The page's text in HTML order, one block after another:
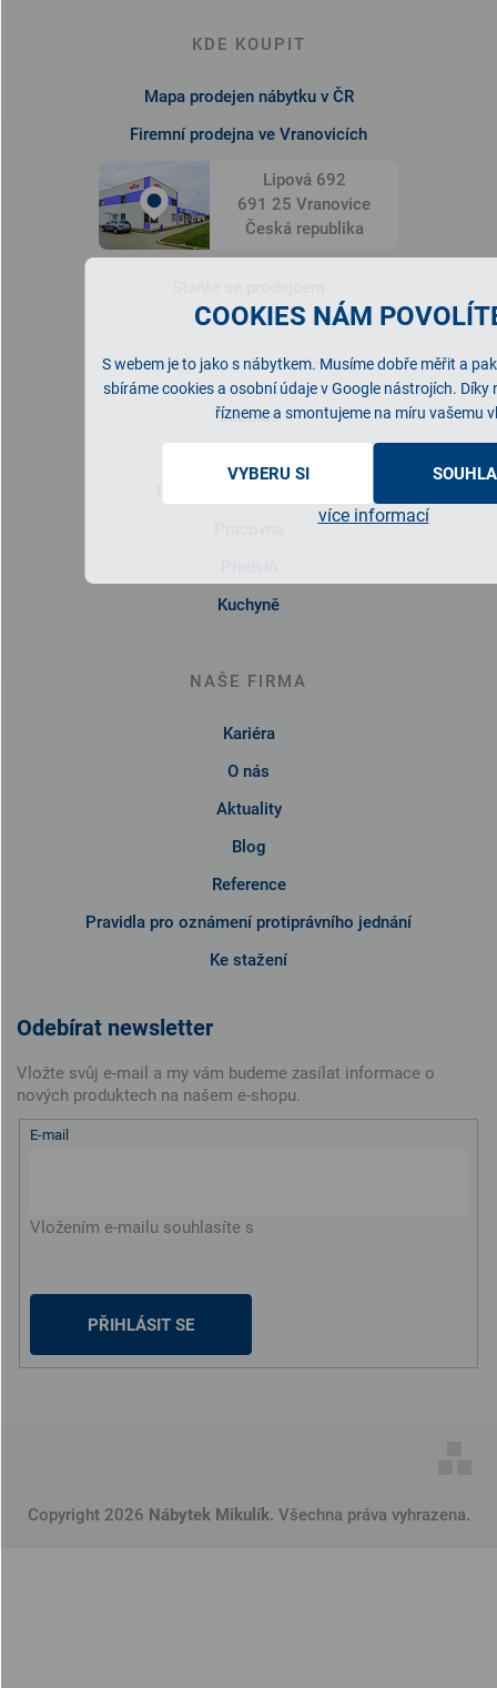
COOKIES NÁM
S webem je to jako s nábytkem. Musíme dobře měřit a
sbíráme cookies a osobní údaje v Google nástrojích. Díky
řízneme a smontujeme na míru vašemu
VYBERU SI
více informací
KDE KOUPIT
Mapa prodejen nábytku v ČR
Firemní prodejna ve Vranovicích
Lipová 692
691 25 Vranovice
Česká republika
NABÍDKA NÁBYTKU
Ložnice
Kuchyně
NAŠE FIRMA
Kariéra
O nás
Aktuality
Blog
Reference
Pravidla pro oznámení protiprávního jednání
Ke stažení
Odebírat newsletter
Vložte svůj e-mail a my vám budeme zasílat informace o
nových produktech na našem e-shopu.
E-mail
Vložením e-mailu souhlasíte s
PŘIHLÁSIT SE
Copyright 2026 Nábytek Mikulík. Všechna práva vyhrazena.